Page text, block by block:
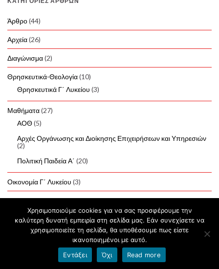
Άρθρο(44)
Αρχεία(26)
Διαγώνισμα(2)
Θρησκευτικά-Θεολογία(10)
Θρησκευτικά Γ΄ Λυκείου (3)
Μαθήματα(27)
ΑΟΘ(5)
Αρχές Οργάνωσης και Διοίκησης Επιχειρήσεων και Υπηρεσιών
(2)
Πολιτική Παιδεία Α΄ (20)
Οικονομία Γ΄ Λυκείου (3)
© 2026 Παναγιώτης Φουτσιτζής.
Θέμα Graphene.
Όροι χρήσης blogs.sch.gr|Δήλωση προσβασιμότητας
Χρησιμοποιούμε cookies για να σας προσφέρουμε την
καλύτερη δυνατή εμπειρία στη σελίδα μας. Εάν συνεχίσετε να
χρησιμοποιείτε τη σελίδα, θα υποθέσουμε πως είστε
ικανοποιημένοι με αυτό.
Εντάξει
Όχι Read more